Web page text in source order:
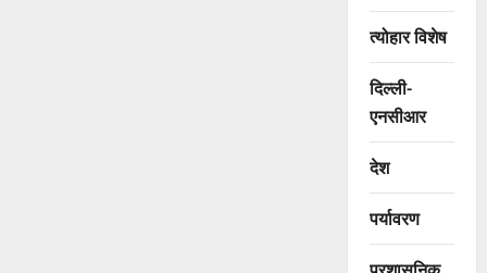
त्योहार विशेष
दिल्ली-
एनसीआर
देश
पर्यावरण